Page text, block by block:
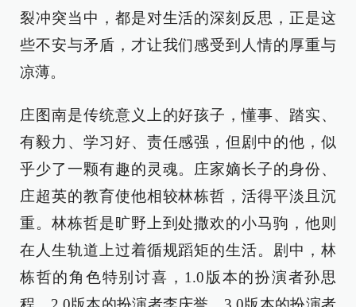
裂冲突当中，都是对生活的深刻反思，正是这
些不安与矛盾，才让我们感受到人情的厚重与
凉薄。
庄图南是传统意义上的好孩子，懂事、踏实、
有毅力、学习好、责任感强，但剧中的他，似
乎少了一颗有趣的灵魂。庄家嫡长子的身份、
庄超英的教育使他相较林栋哲，活得平淡且沉
重。林栋哲是旷野上到处撒欢的小马驹，他则
在人生轨道上过着循规蹈矩的生活。剧中，林
栋哲的角色特别讨喜，1.0版本的扮演者孙思